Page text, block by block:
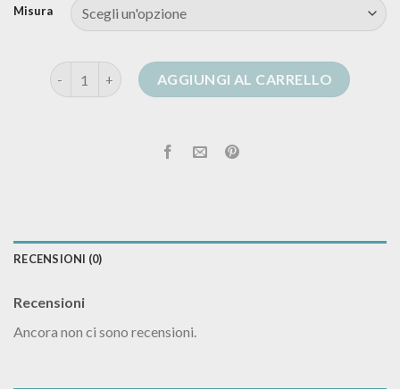
Misura
mango cardigan donna quantitàAGGIUNGI AL CARRELLO
RECENSIONI (0)
Recensioni
Ancora non ci sono recensioni.